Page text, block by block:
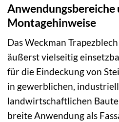
Anwendungsbereiche
Montagehinweise
Das Weckman
äußerst vielseitig
für die Eindeckung von
in gewerblichen,
landwirtschaftlichen
breite Anwendung als